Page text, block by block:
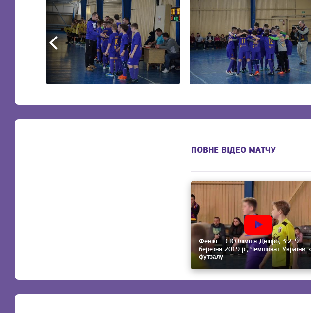
ПОВНЕ ВІДЕО МАТЧУ
Фенікс - СК Олімпія-Дніпро, 3:2, 9
березня 2019 р., Чемпіонат України з
футзалу